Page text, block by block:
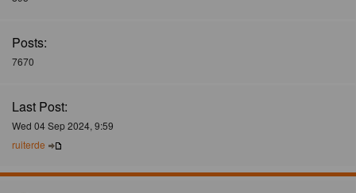
Posts:
7670
Last Post:
Wed 04 Sep 2024, 9:59
ruiterde